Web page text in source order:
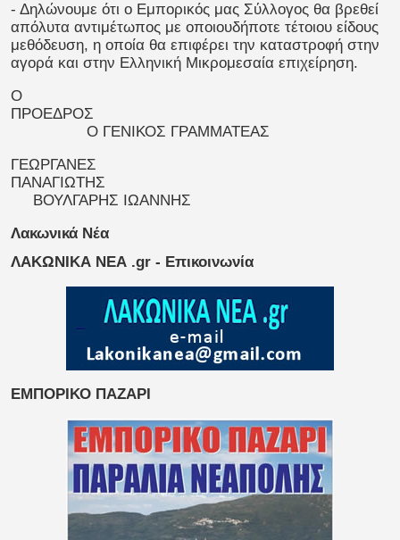
- Δηλώνουμε ότι ο Εμπορικός μας Σύλλογος θα βρεθεί
απόλυτα αντιμέτωπος με οποιουδήποτε τέτοιου είδους
μεθόδευση, η οποία θα επιφέρει την καταστροφή στην
αγορά και στην Ελληνική Μικρομεσαία επιχείρηση.
Ο
ΠΡΟΕΔΡΟΣ
Ο ΓΕΝΙΚΟΣ ΓΡΑΜΜΑΤΕΑΣ
ΓΕΩΡΓΑΝΕΣ
ΠΑΝΑΓΙΩΤΗΣ
ΒΟΥΛΓΑΡΗΣ ΙΩΑΝΝΗΣ
Λακωνικά Νέα
ΛΑΚΩΝΙΚΑ ΝΕΑ .gr - Επικοινωνία
ΕΜΠΟΡΙΚΟ ΠΑΖΑΡΙ